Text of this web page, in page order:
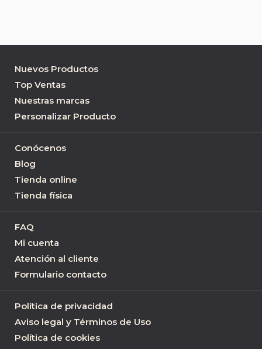
Nuevos Productos
Top Ventas
Nuestras marcas
Personalizar Producto
Conócenos
Blog
Tienda online
Tienda física
FAQ
Mi cuenta
Atención al cliente
Formulario contacto
Política de privacidad
Aviso legal y Términos de Uso
Política de cookies